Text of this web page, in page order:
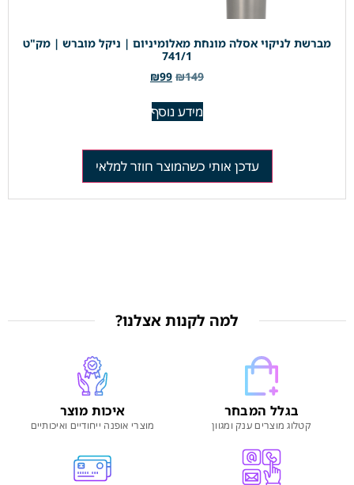
מברשת לניקוי אסלה מונחת מאלומיניום | ניקל מוברש | מק"ט
741/1
₪149
₪99
מידע נוסף
עדכן אותי כשהמוצר חוזר למלאי
למה לקנות אצלנו?
בגלל המבחר
קטלוג מוצרים ענק ומגוון
איכות מוצר
מוצרי אופנה ייחודיים ואיכותיים